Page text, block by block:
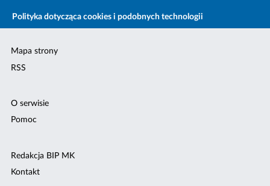
Polityka dotycząca cookies i podobnych technologii
Mapa strony
RSS
O serwisie
Pomoc
Redakcja BIP MK
Kontakt